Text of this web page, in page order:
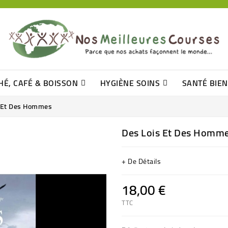
CAFÉ & BOISSON HYGIÈNE SOINS SANTÉ
Des Hommes
Des Lois Et Des
+ De Détails
18,00 €
TTC